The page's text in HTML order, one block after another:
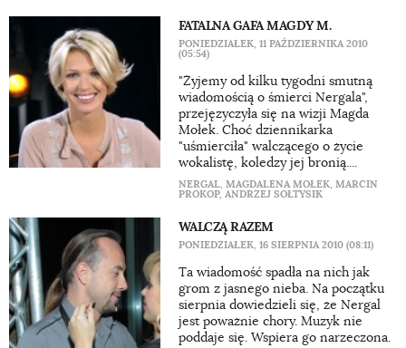
FATALNA GAFA MAGDY M.
PONIEDZIAŁEK, 11 PAŹDZIERNIKA 2010
(05:54)
"Żyjemy od kilku tygodni smutną
wiadomością o śmierci Nergala",
przejęzyczyła się na wizji Magda
Mołek. Choć dziennikarka
"uśmierciła" walczącego o życie
wokalistę, koledzy jej bronią....
NERGAL, MAGDALENA MOŁEK, MARCIN
PROKOP, ANDRZEJ SOŁTYSIK
WALCZĄ RAZEM
PONIEDZIAŁEK, 16 SIERPNIA 2010 (08:11)
Ta wiadomość spadła na nich jak
grom z jasnego nieba. Na początku
sierpnia dowiedzieli się, że Nergal
jest poważnie chory. Muzyk nie
poddaje się. Wspiera go narzeczona.